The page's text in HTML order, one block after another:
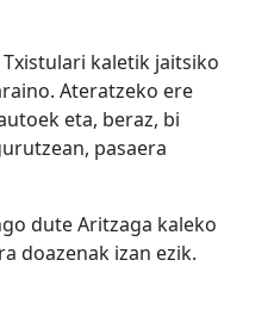
kaletik jaitsiko
Ateratzeko ere
eta, beraz, bi
pasaera
dute Aritzaga kaleko
doazenak izan ezik.